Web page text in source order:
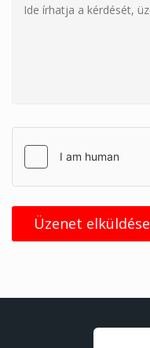
Üzenet elküldése